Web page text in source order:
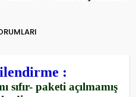
:
paketi açılmamış